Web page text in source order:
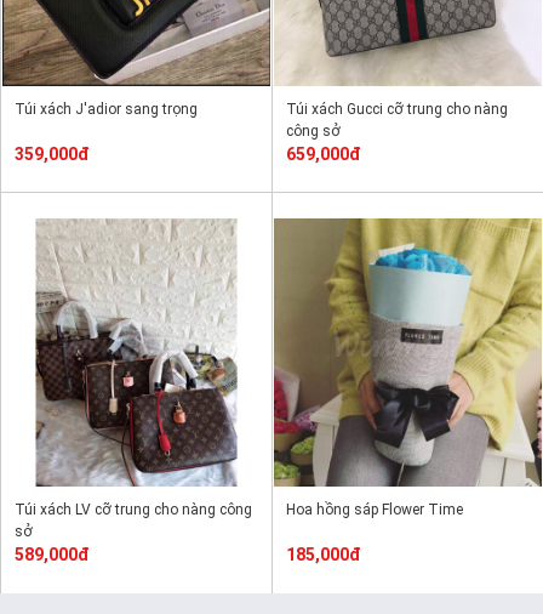
Túi xách J'adior sang trọng
359,000đ
Túi xách Gucci cỡ trung cho nàng
công sở
659,000đ
Túi xách LV cỡ trung cho nàng công
sở
589,000đ
Hoa hồng sáp Flower Time
185,000đ